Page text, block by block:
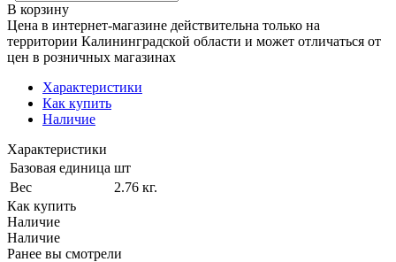
В корзину
Цена в интернет-магазине действительна только на
территории Калининградской области и может отличаться от
цен в розничных магазинах
Характеристики
Как купить
Наличие
Характеристики
Базовая единица шт
Вес
2.76 кг.
Как купить
Наличие
Наличие
Ранее вы смотрели